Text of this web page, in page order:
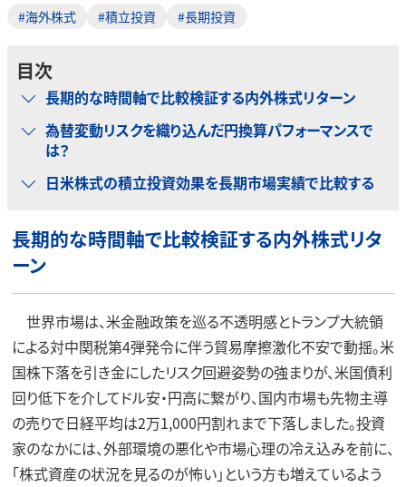
#海外株式 #積立投資 #長期投資
目次
長期的な時間軸で比較検証する内外株式リターン
為替変動リスクを織り込んだ円換算パフォーマンスで
は？
日米株式の積立投資効果を長期市場実績で比較する
長期的な時間軸で比較検証する内外株式リタ
ーン
世界市場は、米金融政策を巡る不透明感とトランプ大統領
による対中関税第4弾発令に伴う貿易摩擦激化不安で動揺。米
国株下落を引き金にしたリスク回避姿勢の強まりが、米国債利
回り低下を介してドル安・円高に繋がり、国内市場も先物主導
の売りで日経平均は2万1,000円割れまで下落しました。投資
家のなかには、外部環境の悪化や市場心理の冷え込みを前に、
「株式資産の状況を見るのが怖い」という方も増えているよう